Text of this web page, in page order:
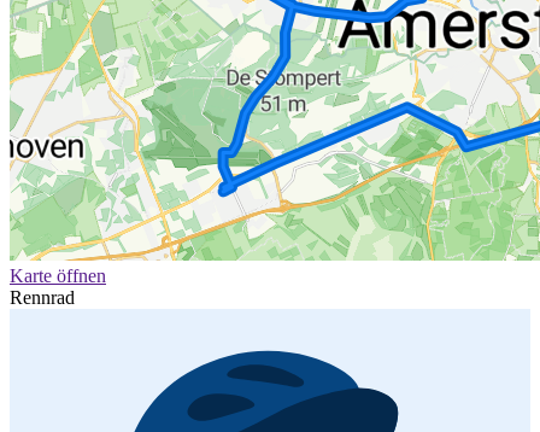
Karte öffnen
Rennrad